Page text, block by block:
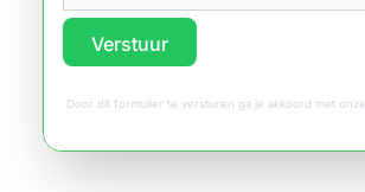
Verstuur
Door dit formulier te versturen ga je akkoord met onze